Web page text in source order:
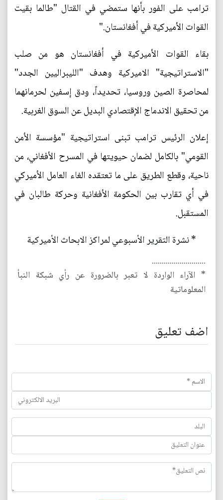
ترامب على الفور بأنها ستمضي في القتال "طالما بقيت
القوات الأميركية في أفغانستان."
بقاء القوات الأميركية في أفغانستان هو من صلب
"الاستراتيجية" الاميركية وهدف "الليبراليين الجدد"
لمحاصرة الصين وروسيا، تحديداً، ودق إسفين لحرمانهما
من تحقيق الاندماج الإقتصادي البديل عن السوق الغربية.
إعلان الرئيس ترامب تبنى استراتيجية "مؤسسة الأمن
القومي" بالكامل لضمان حيويتها في المسرح الأفغاني، من
ناحية، وقطع الطريق على ما تعتقده الغاء العامل الأميركي
في أي تقارب بين الحكومة الأفغانية وحركة طالبان في
المستقبل.
* نشرة التقرير الأسبوعي لمراكز الابحاث الأميركية
...........................
* الآراء الواردة لا تعبر بالضرورة عن رأي شبكة النبأ
المعلوماتية
اضف تعليق